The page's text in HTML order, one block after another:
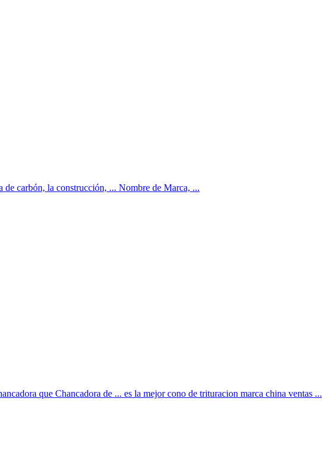
de carbón, la construcción, ... Nombre de Marca, ...
que Chancadora de ... es la mejor cono de trituracion marca china ventas ...